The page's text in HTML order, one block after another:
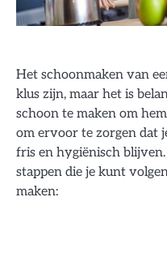
Het schoonmaken van
klus zijn, maar het is
schoon te maken om
om ervoor te zorgen dat
fris en hygiënisch
stappen die je kunt
maken: